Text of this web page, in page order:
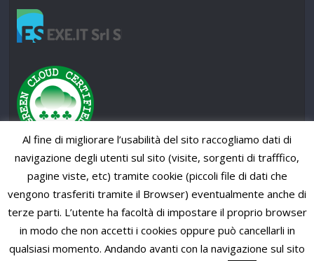
Copyright © 2026SUP News Magazine. All rights reserved.
Al fine di migliorare l’usabilità del sito raccogliamo dati di
navigazione degli utenti sul sito (visite, sorgenti di trafffico,
pagine viste, etc) tramite cookie (piccoli file di dati che
vengono trasferiti tramite il Browser) eventualmente anche di
terze parti. L’utente ha facoltà di impostare il proprio browser
in modo che non accetti i cookies oppure può cancellarli in
qualsiasi momento. Andando avanti con la navigazione sul sito